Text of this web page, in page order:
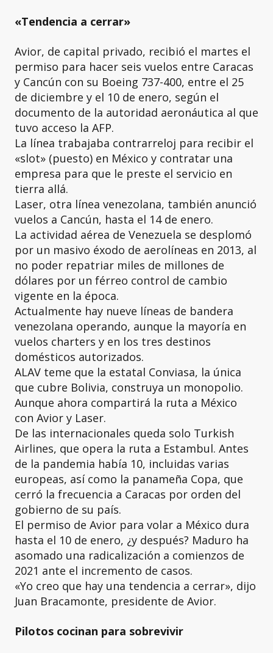
«Tendencia a cerrar»
Avior, de capital privado, recibió el martes el
permiso para hacer seis vuelos entre Caracas
y Cancún con su Boeing 737-400, entre el 25
de diciembre y el 10 de enero, según el
documento de la autoridad aeronáutica al que
tuvo acceso la AFP.
La línea trabajaba contrarreloj para recibir el
«slot» (puesto) en México y contratar una
empresa para que le preste el servicio en
tierra allá.
Laser, otra línea venezolana, también anunció
vuelos a Cancún, hasta el 14 de enero.
La actividad aérea de Venezuela se desplomó
por un masivo éxodo de aerolíneas en 2013, al
no poder repatriar miles de millones de
dólares por un férreo control de cambio
vigente en la época.
Actualmente hay nueve líneas de bandera
venezolana operando, aunque la mayoría en
vuelos charters y en los tres destinos
domésticos autorizados.
ALAV teme que la estatal Conviasa, la única
que cubre Bolivia, construya un monopolio.
Aunque ahora compartirá la ruta a México
con Avior y Laser.
De las internacionales queda solo Turkish
Airlines, que opera la ruta a Estambul. Antes
de la pandemia había 10, incluidas varias
europeas, así como la panameña Copa, que
cerró la frecuencia a Caracas por orden del
gobierno de su país.
El permiso de Avior para volar a México dura
hasta el 10 de enero, ¿y después? Maduro ha
asomado una radicalización a comienzos de
2021 ante el incremento de casos.
«Yo creo que hay una tendencia a cerrar», dijo
Juan Bracamonte, presidente de Avior.
Pilotos cocinan para sobrevivir